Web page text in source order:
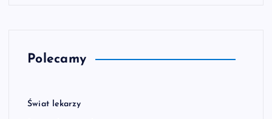
Polecamy
Świat lekarzy